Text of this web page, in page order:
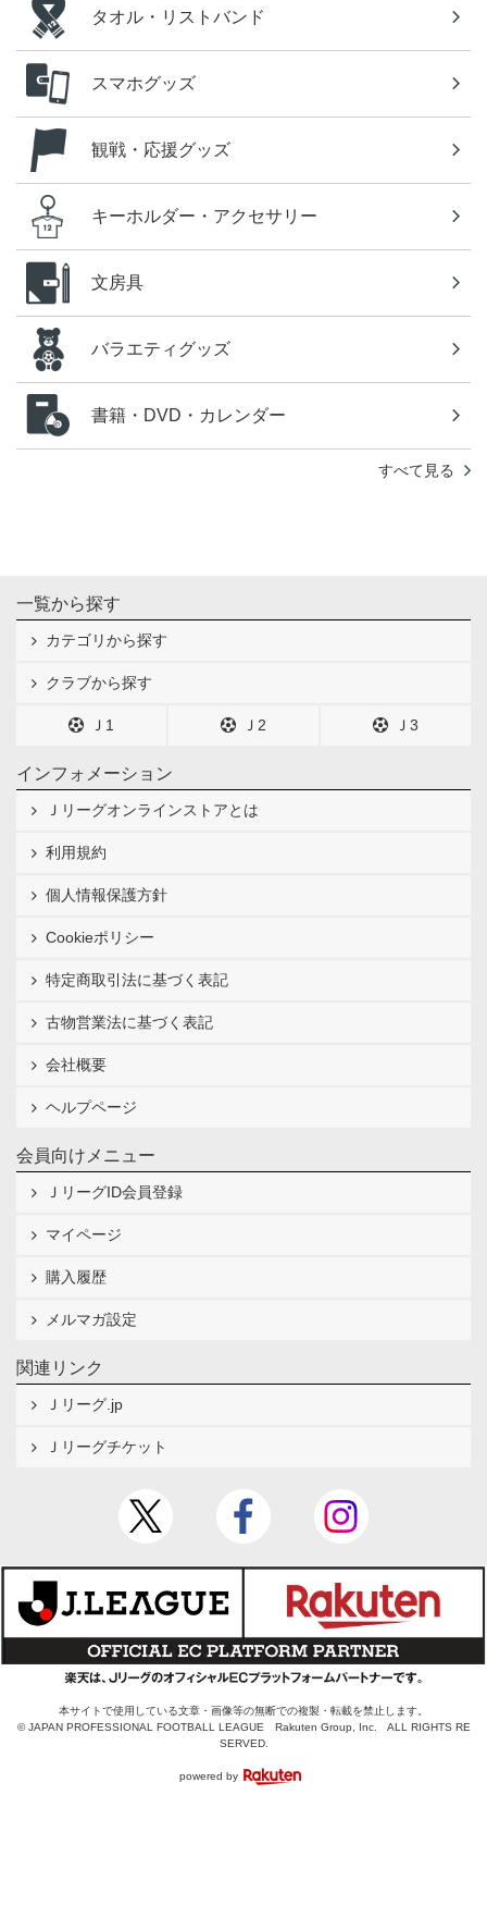
タオル・リストバンド
スマホグッズ
観戦・応援グッズ
キーホルダー・アクセサリー
文房具
バラエティグッズ
書籍・DVD・カレンダー
すべて見る
一覧から探す
カテゴリから探す
クラブから探す
Ｊ1 Ｊ2 Ｊ3
インフォメーション
Ｊリーグオンラインストアとは
利用規約
個人情報保護方針
Cookieポリシー
特定商取引法に基づく表記
古物営業法に基づく表記
会社概要
ヘルプページ
会員向けメニュー
ＪリーグID会員登録
マイページ
購入履歴
メルマガ設定
関連リンク
Ｊリーグ.jp
Ｊリーグチケット
本サイトで使用している文章・画像等の無断での複製・転載を禁止します。
© JAPAN PROFESSIONAL FOOTBALL LEAGUE Rakuten Group, Inc. ALL RIGHTS RE
SERVED.
powered by